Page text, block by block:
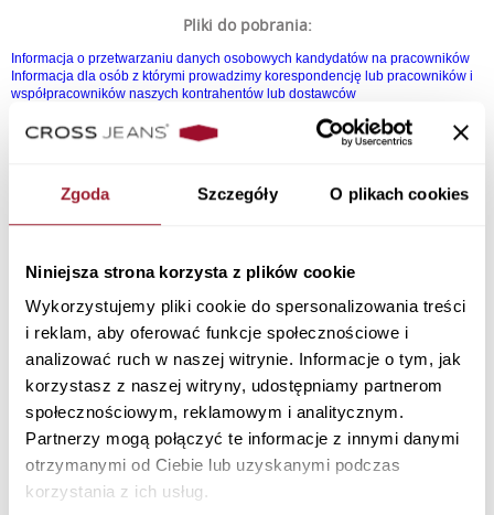
Zgoda Szczegóły O plikach cookies
Niniejsza strona korzysta z plików cookie
Wykorzystujemy pliki cookie do spersonalizowania treści
i reklam, aby oferować funkcje społecznościowe i
analizować ruch w naszej witrynie. Informacje o tym, jak
korzystasz z naszej witryny, udostępniamy partnerom
społecznościowym, reklamowym i analitycznym.
Partnerzy mogą połączyć te informacje z innymi danymi
otrzymanymi od Ciebie lub uzyskanymi podczas
korzystania z ich usług.
Pliki do pobrania:
Informacja o przetwarzaniu danych osobowych kandydatów na pracowników
Informacja dla osób z którymi prowadzimy korespondencję lub pracowników i
współpracowników naszych kontrahentów lub dostawców
reprezentantów kontrahenta
GDPR
Cross Poland Sp. z o. o. makes all efforts to respect the privacy
and data protection of natural persons in relation with
processing of their personal data.
Detailed information on personal data processing is available
below.